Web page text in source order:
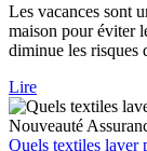
Les vacances sont
maison pour éviter
diminue les risques
Lire
Nouveauté
Quels textiles laver